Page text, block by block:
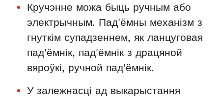
Кручэнне можа быць ручным або
электрычным. Пад'ёмны механізм з
гнуткім супадзеннем, як ланцуговая
пад'ёмнік, пад'ёмнік з драцяной
вяроўкі, ручной пад'ёмнік.
У залежнасці ад выкарыстання